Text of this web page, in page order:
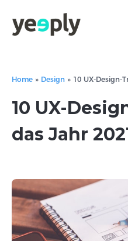
Home » Design » 10 UX-Design-
10 UX-
das Jahr